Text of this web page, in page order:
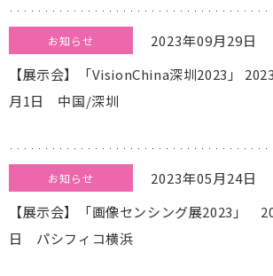
2023年09月29日
お知らせ
【展示会】「VisionChina深圳2023」
月1日 中国/深圳
2023年05月24日
お知らせ
【展示会】「画像センシング展2023」
日 パシフィコ横浜